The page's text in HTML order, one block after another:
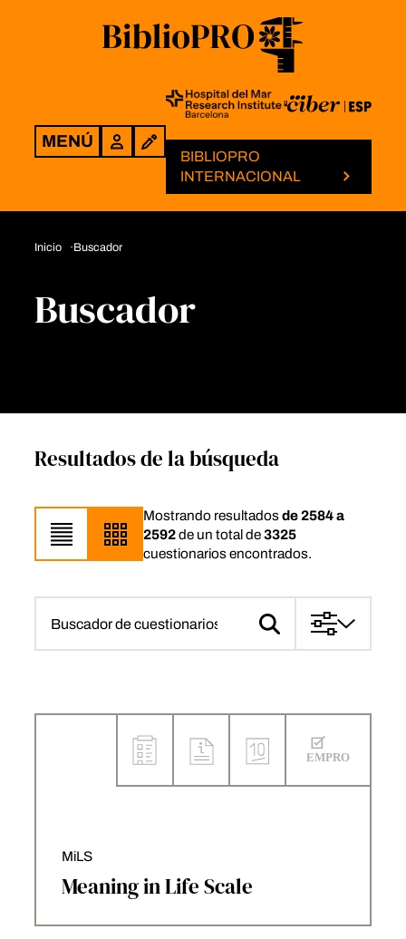
MENÚ Login
BIBLIOPRO
INTERNACIONAL
Inicio Buscador
Buscador
Resultados de la búsqueda
Mostrando resultadosde 2584 a
2592de un total de3325
cuestionarios encontrados.
MiLS
Meaning in Life Scale